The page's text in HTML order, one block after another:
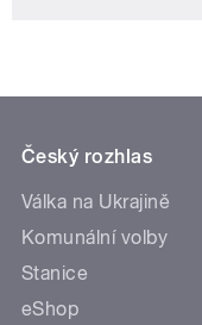
Český rozhlas
Válka na Ukrajině
Komunální volby
Stanice
eShop